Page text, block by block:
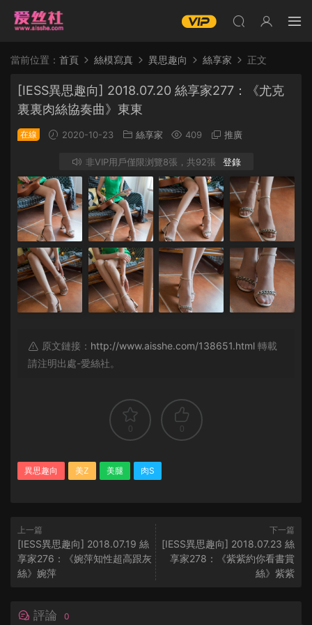
當前位置： 首頁 絲模寫真 異思趣向 絲享家 正文
[IESS異思趣向] 2018.07.20 絲享家277：《尤克
裏裏肉絲協奏曲》東東
在線 2020-10-23 絲享家 409 推廣
非VIP用戶僅限浏覽8張，共92張 登錄
原文鏈接： http://www.aisshe.com/138651.html 轉載
請注明出處-愛絲社。
0 0
異思趣向 美Z 美腿 肉S
上一篇
[IESS異思趣向] 2018.07.19 絲
享家276：《婉萍知性超高跟灰
絲》婉萍
下一篇
[IESS異思趣向] 2018.07.23 絲
享家278：《紫紫約你看書賞
絲》紫紫
評論 0